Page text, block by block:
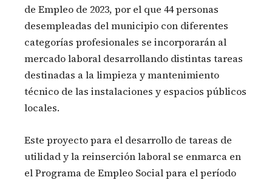
de Empleo de 2023, por el que 44 personas
desempleadas del municipio con diferentes
categorías profesionales se incorporarán al
mercado laboral desarrollando distintas tareas
destinadas a la limpieza y mantenimiento
técnico de las instalaciones y espacios públicos
locales.
Este proyecto para el desarrollo de tareas de
utilidad y la reinserción laboral se enmarca en
el Programa de Empleo Social para el período